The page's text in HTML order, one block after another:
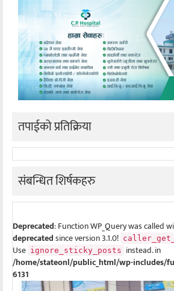
तपाईको प्रतिक्रिया
संबन्धित शिर्षकहरु
Deprecated: Function WP_Query was called
deprecatedsince version 3.1.0!
Use ignore_sticky_posts instead. in
/home/stateonl/public_html/wp-includes/
6131